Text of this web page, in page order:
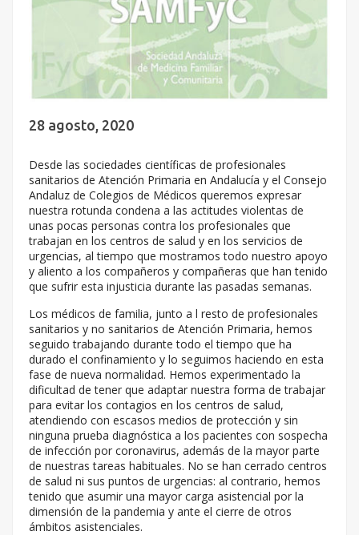
28 agosto, 2020
Desde las sociedades científicas de profesionales
sanitarios de Atención Primaria en Andalucía y el Consejo
Andaluz de Colegios de Médicos queremos expresar
nuestra rotunda condena a las actitudes violentas de
unas pocas personas contra los profesionales que
trabajan en los centros de salud y en los servicios de
urgencias, al tiempo que mostramos todo nuestro apoyo
y aliento a los compañeros y compañeras que han tenido
que sufrir esta injusticia durante las pasadas semanas.
Los médicos de familia, junto a l resto de profesionales
sanitarios y no sanitarios de Atención Primaria, hemos
seguido trabajando durante todo el tiempo que ha
durado el confinamiento y lo seguimos haciendo en esta
fase de nueva normalidad. Hemos experimentado la
dificultad de tener que adaptar nuestra forma de trabajar
para evitar los contagios en los centros de salud,
atendiendo con escasos medios de protección y sin
ninguna prueba diagnóstica a los pacientes con sospecha
de infección por coronavirus, además de la mayor parte
de nuestras tareas habituales. No se han cerrado centros
de salud ni sus puntos de urgencias: al contrario, hemos
tenido que asumir una mayor carga asistencial por la
dimensión de la pandemia y ante el cierre de otros
ámbitos asistenciales.